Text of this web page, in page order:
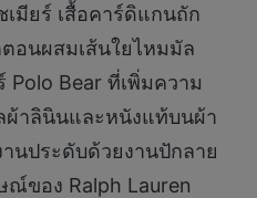
มียร์ เสื้อคาร์ดิแกนถัก
อนผสมเส้นใยไหมมัล
Polo Bear ที่เพิ่มความ
ผ้าลินินและหนังแท้บนผ้า
นประดับด้วยงานปักลาย
ของ Ralph Lauren